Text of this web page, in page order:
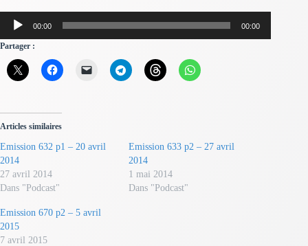
Lecteur
audio
00:00 00:00
Partager :
Articles similaires
Emission 632 p1 – 20 avril
2014
27 avril 2014
Dans "Podcast"
Emission 633 p2 – 27 avril
2014
1 mai 2014
Dans "Podcast"
Emission 670 p2 – 5 avril
2015
7 avril 2015